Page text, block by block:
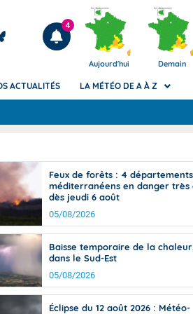
Articles
4
Aujourd'hui Demain
de
Phénomènes dangereux de
Avertissement pluies intenses
des communes (Apic)
Bulletins Marine
Bulletins d'estimation du
d'avalanche
Météo des forêts
Vigicrues
ACTUALITÉS LA MÉTÉO DE A À Z
Feux de forêts : 4 départements
méditerranéens en danger très
dès jeudi 6 août
05/08/2026
Baisse temporaire de la
dans le Sud-Est
05/08/2026
Éclipse du 12 août 2026 : Météo-